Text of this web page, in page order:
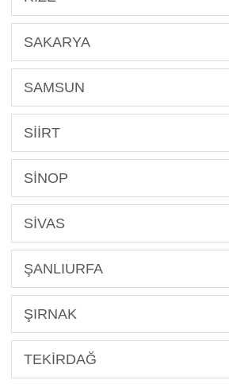
SAKARYA
SAMSUN
SİİRT
SİNOP
SİVAS
ŞANLIURFA
ŞIRNAK
TEKİRDAĞ